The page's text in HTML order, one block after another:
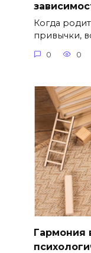
Когда
привычки,
0 0
Гармония